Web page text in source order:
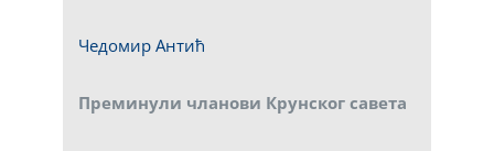
Чедомир Антић
Преминули чланови Крунског савета